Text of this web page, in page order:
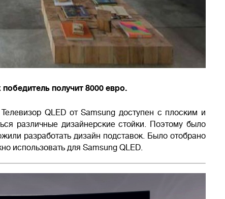
получит 8000 евро.
QLED от Samsung доступен с плоским и
различные дизайнерские стойки. Поэтому было
разработать дизайн подставок. Было отобрано
использовать для Samsung QLED.